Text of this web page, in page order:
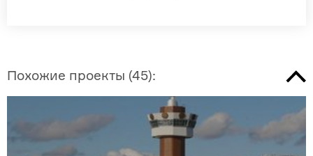
Похожие проекты (45):